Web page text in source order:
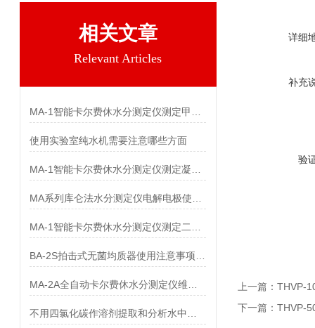
相关文章
Relevant Articles
使用实验室纯水机需要注意哪些方面
详细
补充
验
上一篇： THVP-
下一篇： THVP-